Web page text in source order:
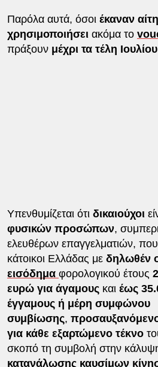
Παρόλα αυτά, όσοι έκαναν
χρησιμοποιήσει ακόμα το
πράξουν μέχρι τα τέλη Ιουλίου
Υπενθυμίζεται ότι δικαιούχοι
φυσικών προσώπων,
ελευθέρων επαγγελματιών, που
κάτοικοι Ελλάδας με δηλωθέν
εισόδημα φορολογικού έτους
ευρώ για άγαμουςκαι έως
έγγαμους ή μέρη συμφώνου
συμβίωσης,
για κάθε εξαρτώμενο τέκνο
σκοπό τη συμβολή στην
κατανάλωσης καυσίμων